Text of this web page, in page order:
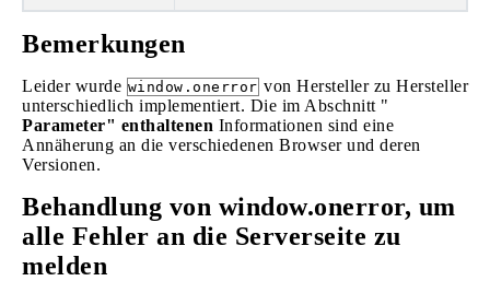
Bemerkungen
Leider wurde window.onerror von Hersteller zu Hersteller
unterschiedlich implementiert. Die im Abschnitt "
Parameter" enthaltenen Informationen sind eine
Annäherung an die verschiedenen Browser und deren
Versionen.
Behandlung von window.onerror, um
alle Fehler an die Serverseite zu
melden